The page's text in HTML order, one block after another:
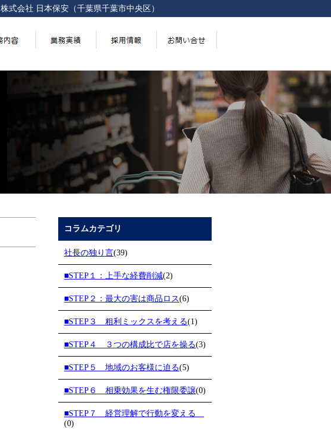
株式会社 日本保安（千葉県千葉市中央区）
コラムカテゴリ
社長の独り言(39)
■STEP１：上手な経費削減(2)
■STEP２：最大の害は商品ロス(6)
■STEP３ 粗利ミックスを考える(1)
■STEP４ ３つの構成比で店を操る(3)
■STEP５ 地域のお客様に迫る(5)
■STEP６ 相乗効果を生む権限委譲(0)
■STEP７ 経営理解で行動を変える
(0)